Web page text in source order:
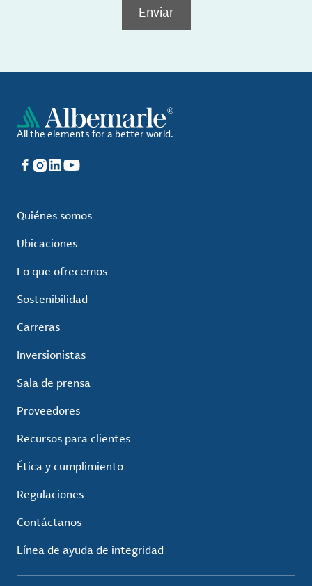
Enviar
All the elements for a better world.
Facebook
Instagram
LinkedIn
YouTube
Quiénes somos
Ubicaciones
Lo que ofrecemos
Sostenibilidad
Carreras
Inversionistas
Sala de prensa
Proveedores
Recursos para clientes
Ética y cumplimiento
Regulaciones
Contáctanos
Línea de ayuda de integridad